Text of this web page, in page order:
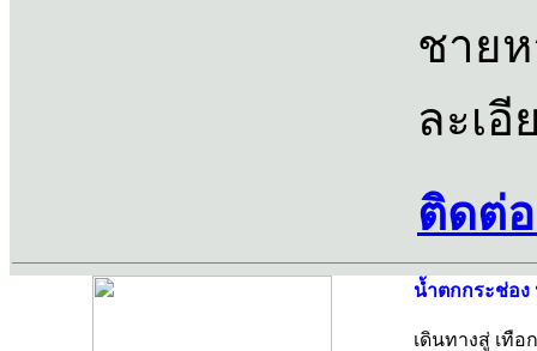
ชาย
ละเอี
ติดต่อ
น้ำตกกระช่อง
เดินทางสู่ เทือ